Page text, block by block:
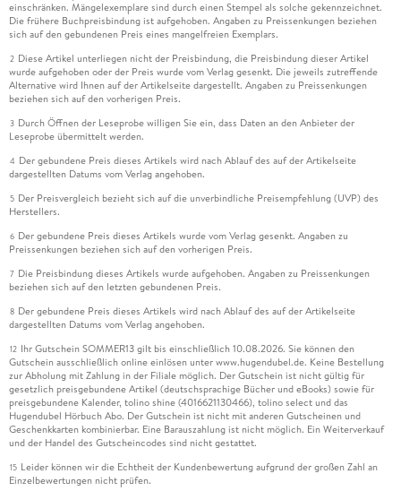
einschränken. Mängelexemplare sind durch einen Stempel als solche gekennzeichnet.
Die frühere Buchpreisbindung ist aufgehoben. Angaben zu Preissenkungen beziehen
sich auf den gebundenen Preis eines mangelfreien Exemplars.
2 Diese Artikel unterliegen nicht der Preisbindung, die Preisbindung dieser Artikel
wurde aufgehoben oder der Preis wurde vom Verlag gesenkt. Die jeweils zutreffende
Alternative wird Ihnen auf der Artikelseite dargestellt. Angaben zu Preissenkungen
beziehen sich auf den vorherigen Preis.
3 Durch Öffnen der Leseprobe willigen Sie ein, dass Daten an den Anbieter der
Leseprobe übermittelt werden.
4 Der gebundene Preis dieses Artikels wird nach Ablauf des auf der Artikelseite
dargestellten Datums vom Verlag angehoben.
5 Der Preisvergleich bezieht sich auf die unverbindliche Preisempfehlung (UVP) des
Herstellers.
6 Der gebundene Preis dieses Artikels wurde vom Verlag gesenkt. Angaben zu
Preissenkungen beziehen sich auf den vorherigen Preis.
7 Die Preisbindung dieses Artikels wurde aufgehoben. Angaben zu Preissenkungen
beziehen sich auf den letzten gebundenen Preis.
8 Der gebundene Preis dieses Artikels wird nach Ablauf des auf der Artikelseite
dargestellten Datums vom Verlag angehoben.
12 Ihr Gutschein SOMMER13 gilt bis einschließlich 10.08.2026. Sie können den
Gutschein ausschließlich online einlösen unter www.hugendubel.de. Keine Bestellung
zur Abholung mit Zahlung in der Filiale möglich. Der Gutschein ist nicht gültig für
gesetzlich preisgebundene Artikel (deutschsprachige Bücher und eBooks) sowie für
preisgebundene Kalender, tolino shine (4016621130466), tolino select und das
Hugendubel Hörbuch Abo. Der Gutschein ist nicht mit anderen Gutscheinen und
Geschenkkarten kombinierbar. Eine Barauszahlung ist nicht möglich. Ein Weiterverkauf
und der Handel des Gutscheincodes sind nicht gestattet.
15 Leider können wir die Echtheit der Kundenbewertung aufgrund der großen Zahl an
Einzelbewertungen nicht prüfen.